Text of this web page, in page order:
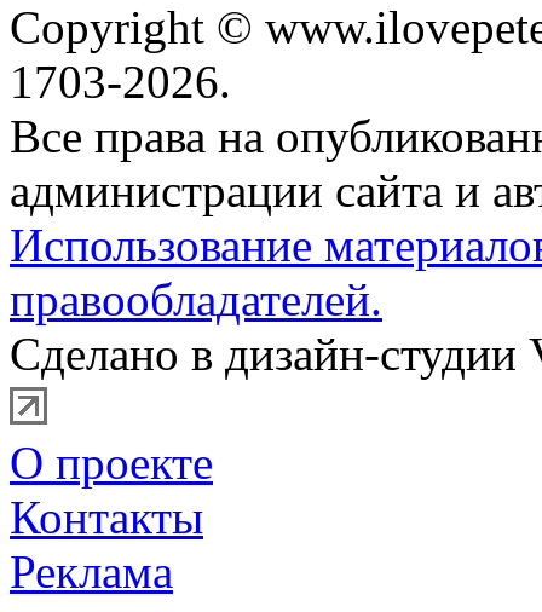
Copyright ©
1703-2026.
Все права на
администрации сайта и
Использование
правообладателей.
Сделано в дизайн-студии
О проекте
Контакты
Реклама